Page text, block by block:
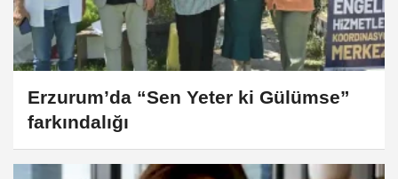
Erzurum’da “Sen Yeter ki Gülümse”
farkındalığı